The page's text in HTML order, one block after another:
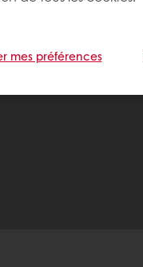
mes préférences